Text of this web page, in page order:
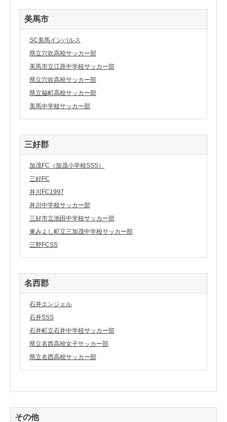
美馬市
SC美馬インパルス
県立穴吹高校サッカー部
美馬市立江原中学校サッカー部
県立穴吹高校サッカー部
県立脇町高校サッカー部
美馬中学校サッカー部
三好郡
加茂FC（加茂小学校SSS）
三好FC
井川FC1997
井川中学校サッカー部
三好市立池田中学校サッカー部
東みよし町立三加茂中学校サッカー部
三野FCSS
名西郡
石井エンジェル
石井SSS
石井町立石井中学校サッカー部
県立名西高校女子サッカー部
県立名西高校サッカー部
その他